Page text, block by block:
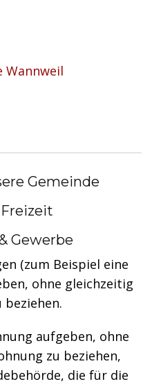
Gemeinde
Gewerbe
oder
(zum Beispiel eine
ohne gleichzeitig
beziehen.
aufgeben, ohne
zu beziehen,
die für die